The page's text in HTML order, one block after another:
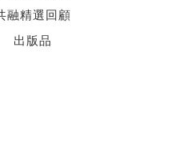
融精選回顧
出版品